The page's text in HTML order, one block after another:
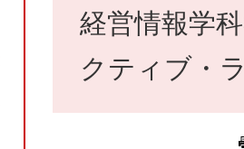
経営情報学
クティブ・